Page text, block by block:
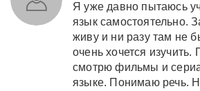
Я уже давно пытаюсь
язык самостоятельно.
живу и ни разу там не
очень хочется изучить.
смотрю фильмы и
языке. Понимаю речь.